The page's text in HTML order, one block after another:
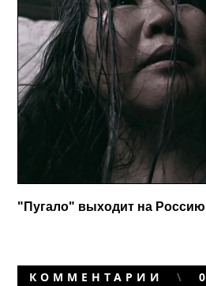
"Пугало" выходит на Россию
КОММЕНТАРИИ 0